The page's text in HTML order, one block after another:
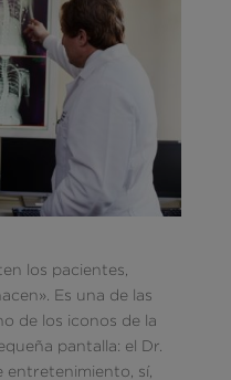
los pacientes,
Es una de las
de los iconos de la
pantalla: el Dr.
entretenimiento, sí,